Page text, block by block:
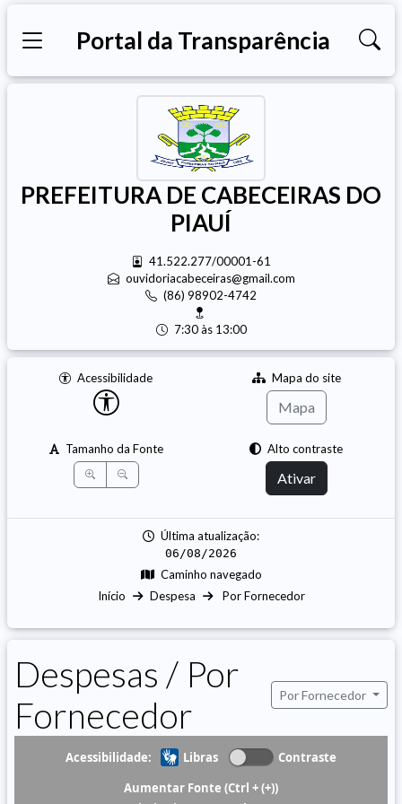
Portal da Transparência
PREFEITURA DE CABECEIRAS DO
PIAUÍ
41.522.277/00001-61
ouvidoriacabeceiras@gmail.com
(86) 98902-4742
7:30 às 13:00
Acessibilidade Mapa do site
Mapa
Tamanho da Fonte Alto contraste
Ativar
Última atualização:
06/08/2026
Caminho navegado
Início
Despesa Por Fornecedor
Despesas / Por
Fornecedor
Por Fornecedor